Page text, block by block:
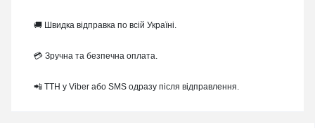
🚚 Швидка відправка по всій Україні.
💳 Зручна та безпечна оплата.
📲 ТТН у Viber або SMS одразу після відправлення.